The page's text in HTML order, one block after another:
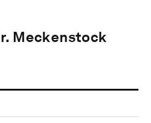
Meckenstock